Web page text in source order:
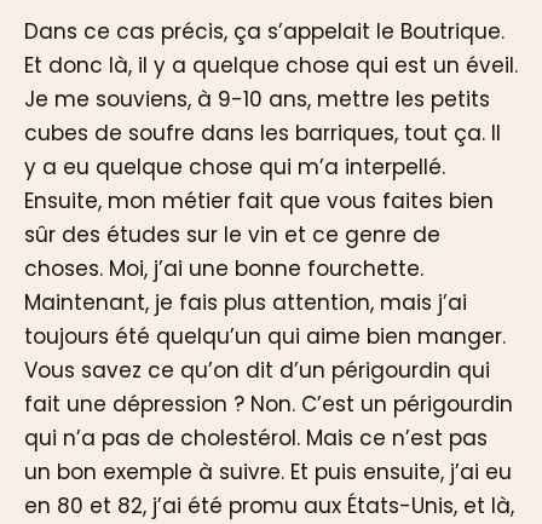
Dans ce cas précis, ça s’appelait le Boutrique.
Et donc là, il y a quelque chose qui est un éveil.
Je me souviens, à 9-10 ans, mettre les petits
cubes de soufre dans les barriques, tout ça. Il
y a eu quelque chose qui m’a interpellé.
Ensuite, mon métier fait que vous faites bien
sûr des études sur le vin et ce genre de
choses. Moi, j’ai une bonne fourchette.
Maintenant, je fais plus attention, mais j’ai
toujours été quelqu’un qui aime bien manger.
Vous savez ce qu’on dit d’un périgourdin qui
fait une dépression ? Non. C’est un périgourdin
qui n’a pas de cholestérol. Mais ce n’est pas
un bon exemple à suivre. Et puis ensuite, j’ai eu
en 80 et 82, j’ai été promu aux États-Unis, et là,